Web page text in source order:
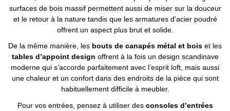
surfaces de bois massif permettent aussi de miser sur la douceur
et le retour à la nature tandis que les armatures d’acier poudré
offrent un aspect plus brut et solide.
De la même manière, les bouts de canapés métal et bois et les
tables d’appoint design offrent à la fois un design scandinave
moderne qui s’accorde parfaitement avec l’esprit loft, mais aussi
une chaleur et un confort dans des endroits de la pièce qui sont
habituellement difficile à meubler.
Pour vos entrées, pensez à utiliser des consoles d’entrées